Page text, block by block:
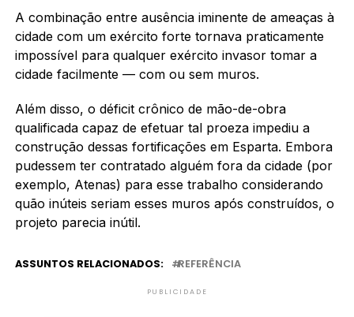
A combinação entre ausência iminente de ameaças à
cidade com um exército forte tornava praticamente
impossível para qualquer exército invasor tomar a
cidade facilmente — com ou sem muros.
Além disso, o déficit crônico de mão-de-obra
qualificada capaz de efetuar tal proeza impediu a
construção dessas fortificações em Esparta. Embora
pudessem ter contratado alguém fora da cidade (por
exemplo, Atenas) para esse trabalho considerando
quão inúteis seriam esses muros após construídos, o
projeto parecia inútil.
ASSUNTOS RELACIONADOS: REFERÊNCIA
PUBLICIDADE